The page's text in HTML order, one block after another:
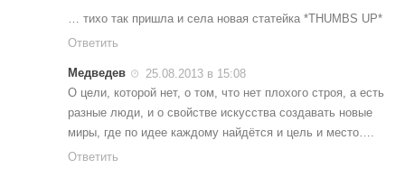
… тихо так пришла и села новая статейка *THUMBS UP*
Ответить
Медведев
25.08.2013 в 15:08
О цели, которой нет, о том, что нет плохого строя, а есть
разные люди, и о свойстве искусства создавать новые
миры, где по идее каждому найдётся и цель и место….
Ответить